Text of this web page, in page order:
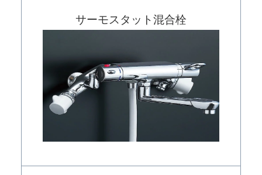
サーモスタット混合栓